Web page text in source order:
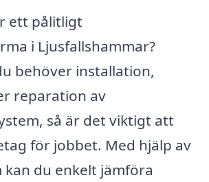
ett pålitligt
i Ljusfallshammar?
behöver installation,
reparation av
så är det viktigt att
för jobbet. Med hjälp av
du enkelt jämföra